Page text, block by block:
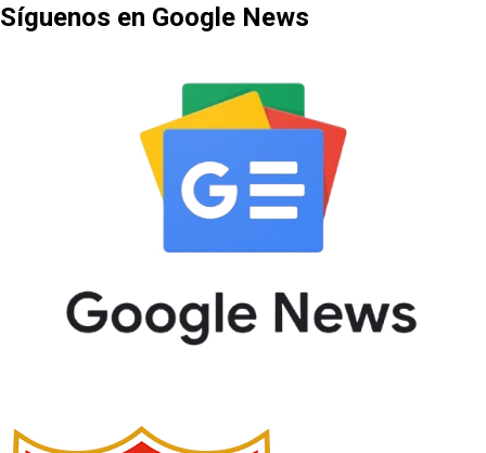
Síguenos en Google News